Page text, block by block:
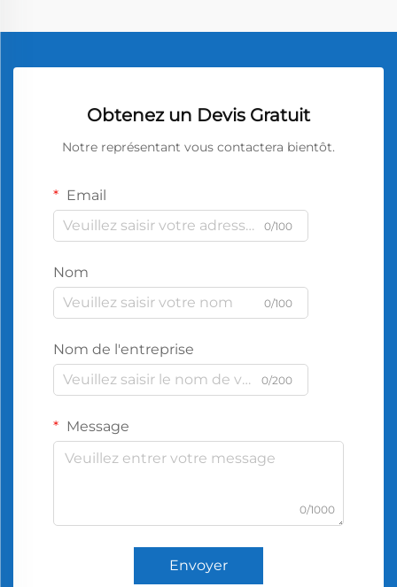
Obtenez un Devis Gratuit
Notre représentant vous contactera bientôt.
Email
0/100
Nom
0/100
Nom de l'entreprise
0/200
Message
0/1000
Envoyer